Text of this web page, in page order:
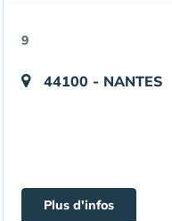
9
44100 - NANTES
Plus d'infos